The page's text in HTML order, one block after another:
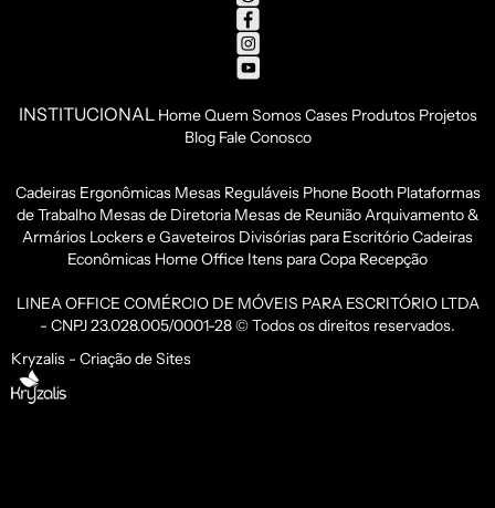
INSTITUCIONAL HomeQuem SomosCases Produtos Projetos
Blog Fale Conosco
Cadeiras Ergonômicas Mesas Reguláveis Phone Booth Plataformas
de Trabalho Mesas de Diretoria Mesas de ReuniãoArquivamento &
Armários Lockers e Gaveteiros Divisórias para EscritórioCadeiras
Econômicas Home Office Itens para Copa Recepção
LINEA OFFICE COMÉRCIO DE MÓVEIS PARA ESCRITÓRIO LTDA
- CNPJ 23.028.005/0001-28 © Todos os direitos reservados.
Kryzalis - Criação de Sites